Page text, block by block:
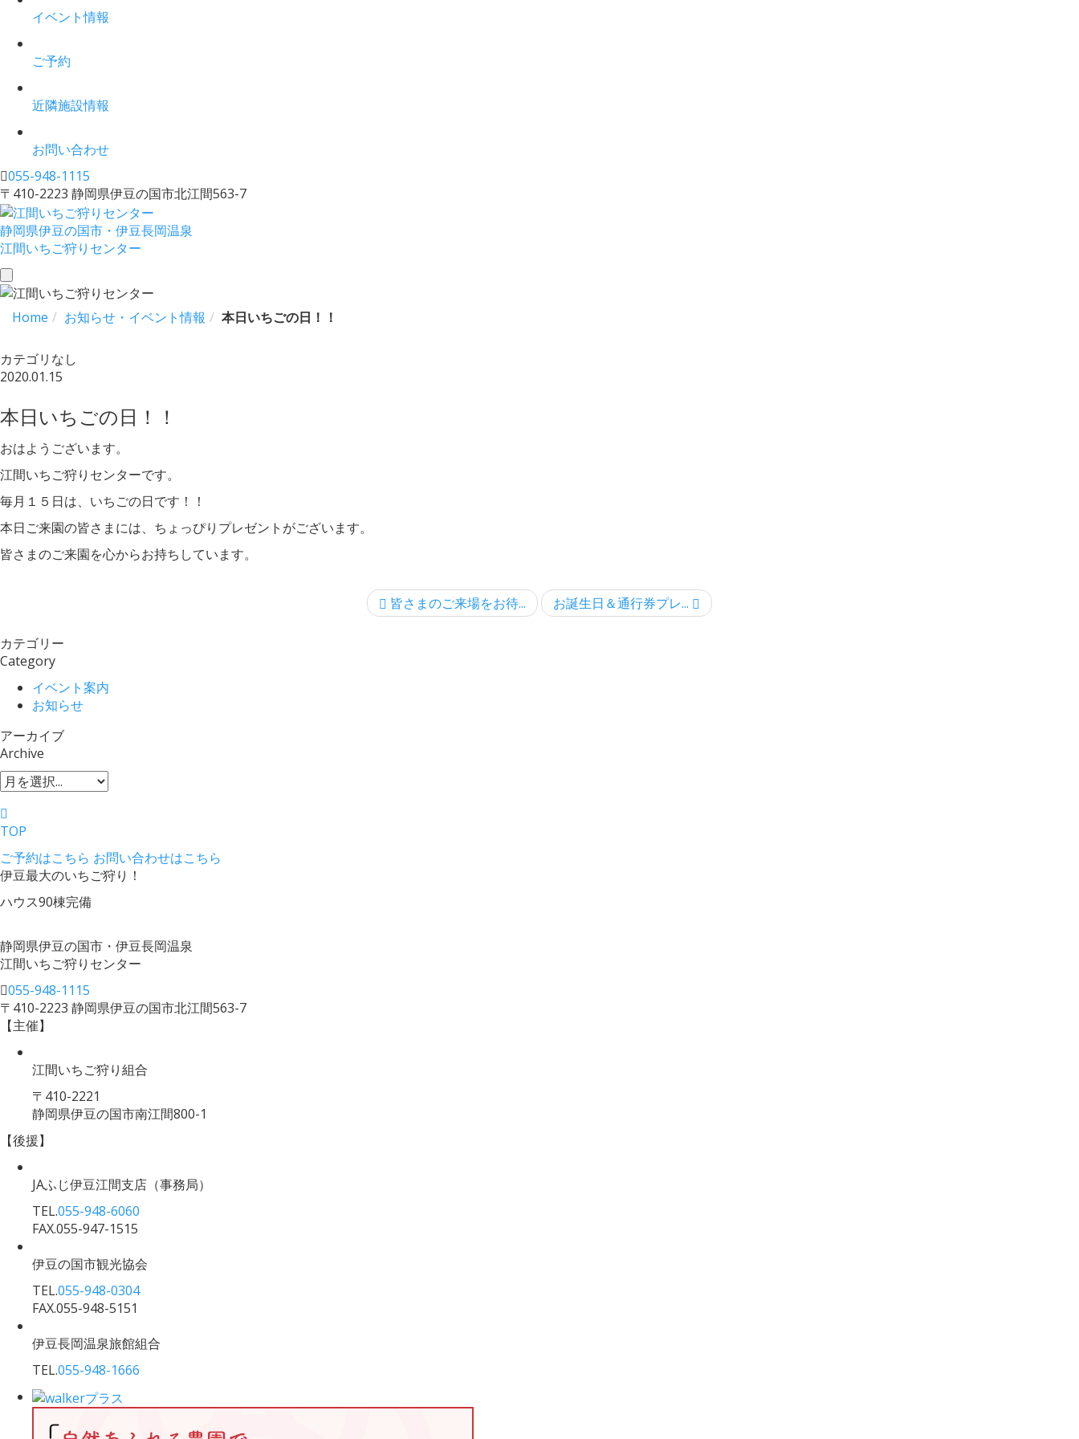
イベント情報
ご予約
近隣施設情報
お問い合わせ
055-948-1115
〒410-2223 静岡県伊豆の国市北江間563-7
静岡県伊豆の国市・伊豆長岡温泉
江間いちご狩りセンター
toggle
navigation
Home
お知らせ・イベント情報 本日いちごの日！！
カテゴリなし
2020.01.15
本日いちごの日！！
おはようございます。
江間いちご狩りセンターです。
毎月１５日は、いちごの日です！！
本日ご来園の皆さまには、ちょっぴりプレゼントがございます。
皆さまのご来園を心からお持ちしています。
皆さまのご来場をお待... お誕生日＆通行券プレ...
カテゴリー
Category
イベント案内
お知らせ
アーカイブ
Archive
TOP
ご予約はこちら お問い合わせはこちら
伊豆最大のいちご狩り！
ハウス90棟完備
静岡県伊豆の国市・伊豆長岡温泉
江間いちご狩りセンター
055-948-1115
〒410-2223 静岡県伊豆の国市北江間563-7
【主催】
江間いちご狩り組合
〒410-2221
静岡県伊豆の国市南江間800-1
【後援】
JAふじ伊豆江間支店 （事務局）
TEL.055-948-6060
FAX.055-947-1515
伊豆の国市観光協会
TEL.055-948-0304
FAX.055-948-5151
伊豆長岡温泉旅館組合
TEL.055-948-1666